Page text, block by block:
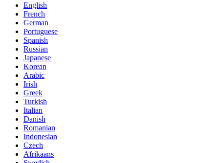
English
French
German
Portuguese
Spanish
Russian
Japanese
Korean
Arabic
Irish
Greek
Turkish
Italian
Danish
Romanian
Indonesian
Czech
Afrikaans